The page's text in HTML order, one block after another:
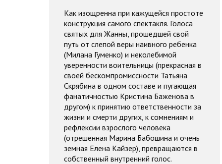
Как изощренна при кажущейся простоте
конструкция самого спектакля. Голоса
святых для Жанны, прошедшей свой
путь от слепой веры наивного ребенка
(Милана Гуменко) и неколебимой
уверенности воительницы (прекрасная в
своей бескомпромиссности Татьяна
Скрябина в одном составе и пугающая
фанатичностью Кристина Баженова в
другом) к принятию ответственности за
жизни и смерти других, к сомнениям и
рефлексии взрослого человека
(отрешенная Марина Бабошина и очень
земная Елена Кайзер), превращаются в
собственный внутренний голос.